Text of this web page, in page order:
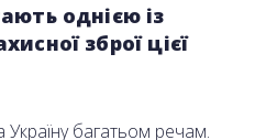
однією із
зброї цієї
багатьом речам.